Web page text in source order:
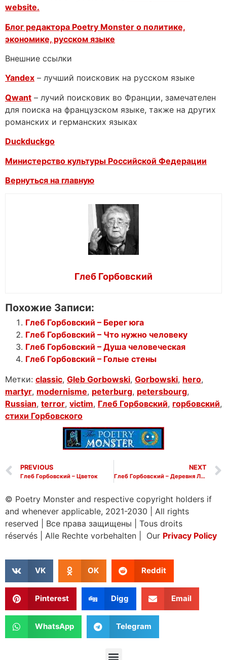
website.
Блог редактора Poetry Monster о политике,
экономике, русском языке
Внешние ссылки
Yandex – лучший поисковик на русском языке
Qwant – лучий поисковик во Франции, замечателен
для поиска на французском языке, также на других
романских и германских языках
Duckduckgo
Министерство культуры Российской Федерации
Вернуться на главную
Глеб Горбовский
Похожие Записи:
Глеб Горбовский – Берег юга
Глеб Горбовский – Что нужно человеку
Глеб Горбовский – Душа человеческая
Глеб Горбовский – Голые стены
Метки: classic, Gleb Gorbowski, Gorbowski, hero,
martyr, modernisme, peterburg, petersbourg,
Russian, terror, victim, Глеб Горбовский, горбовский,
стихи Горбовского
PREVIOUS
Глеб Горбовский – Цветок
NEXT
Глеб Горбовский – Деревня Лютые Болота
© Poetry Monster and respective copyright holders if
and whenever applicable, 2021-2030
All rights
reserved
Все права защищены
Tous droits
réservés
Alle Rechte vorbehalten | Our Privacy Policy
VK OK Reddit
Pinterest Digg Email
WhatsApp Telegram